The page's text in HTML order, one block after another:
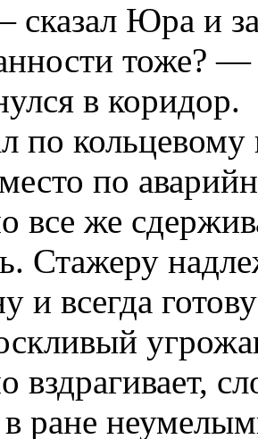
Юра и
тоже?
в коридор.
по кольцевому
по
все же
Стажеру
и всегда
вздрагивает,
ране